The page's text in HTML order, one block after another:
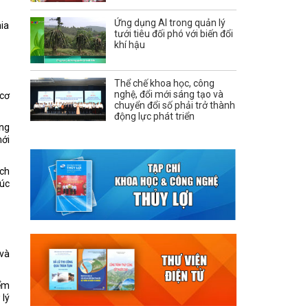
lý
Ứng dụng AI trong quản lý
tưới tiêu đối phó với biến đổi
khí hậu
Thể chế khoa học, công
nghệ, đổi mới sáng tạo và
chuyển đổi số phải trở thành
động lực phát triển